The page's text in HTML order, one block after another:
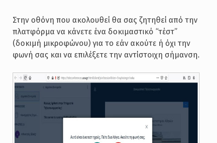
Στην οθόνη που ακολουθεί θα σας ζητηθεί από την
πλατφόρμα να κάνετε ένα δοκιμαστικό “τέστ”
(δοκιμή μικροφώνου) για το εάν ακούτε ή όχι την
φωνή σας και να επιλέξετε την αντίστοιχη σήμανση.